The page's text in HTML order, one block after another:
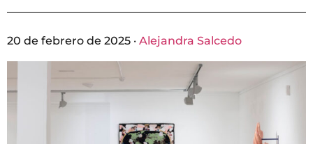
20 de febrero de 2025 · Alejandra Salcedo